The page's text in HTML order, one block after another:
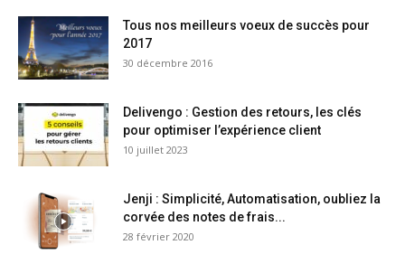
Tous nos meilleurs voeux de succès pour
2017
30 décembre 2016
Delivengo : Gestion des retours, les clés
pour optimiser l’expérience client
10 juillet 2023
Jenji : Simplicité, Automatisation, oubliez la
corvée des notes de frais...
28 février 2020